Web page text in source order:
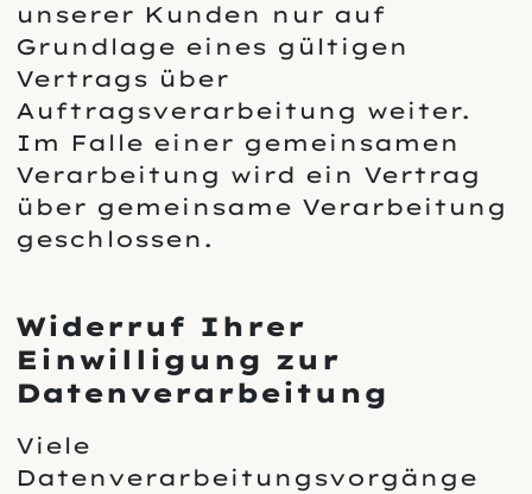
unserer Kunden nur auf
Grundlage eines gültigen
Vertrags über
Auftragsverarbeitung weiter.
Im Falle einer gemeinsamen
Verarbeitung wird ein Vertrag
über gemeinsame Verarbeitung
geschlossen.
Widerruf Ihrer
Einwilligung zur
Datenverarbeitung
Viele
Datenverarbeitungsvorgänge